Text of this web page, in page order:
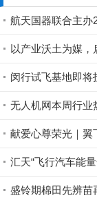
航天国器联合主办
无人机网本周行业
献爱心尊荣光｜翼
盛铃期棉田先辨苗